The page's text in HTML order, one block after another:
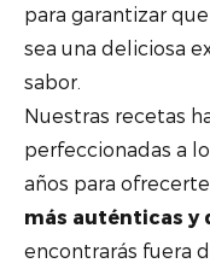
para garantizar
sea una deliciosa
sabor.
Nuestras recetas
perfeccionadas a
años para ofrecerte
más auténticas y
encontrarás fuera